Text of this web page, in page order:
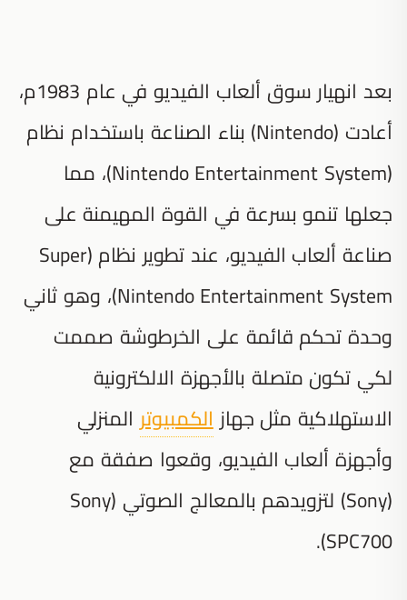
بعد انهيار سوق ألعاب الفيديو في عام 1983م،
أعادت (Nintendo) بناء الصناعة باستخدام نظام
(Nintendo Entertainment System)، مما
جعلها تنمو بسرعة في القوة المهيمنة على
صناعة ألعاب الفيديو، عند تطوير نظام (Super
Nintendo Entertainment System)، وهو ثاني
وحدة تحكم قائمة على الخرطوشة صممت
لكي تكون متصلة بالأجهزة الالكترونية
الاستهلاكية مثل جهازالكمبيوتر المنزلي
وأجهزة ألعاب الفيديو، وقعوا صفقة مع
(Sony) لتزويدهم بالمعالج الصوتي (Sony
SPC700).